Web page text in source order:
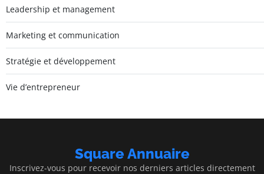
Leadership et management
Marketing et communication
Stratégie et développement
Vie d’entrepreneur
Square Annuaire
Inscrivez-vous pour recevoir nos derniers articles directement